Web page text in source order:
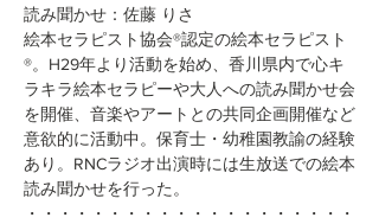
読み聞かせ：佐藤 りさ
絵本セラピスト協会®︎認定の絵本セラピスト
®︎。H29年より活動を始め、香川県内で心キ
ラキラ絵本セラピーや大人への読み聞かせ会
を開催、音楽やアートとの共同企画開催など
意欲的に活動中。保育士・幼稚園教諭の経験
あり。RNCラジオ出演時には生放送での絵本
読み聞かせを行った。
・・・・・・・・・・・・・・・・・・・・